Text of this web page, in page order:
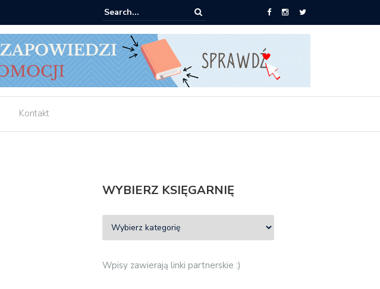
Gdzie kupić: Mieczysław Gorzka – Copycat
Kontakt
WYBIERZ KSIĘGARNIĘ
Wpisy zawierają linki partnerskie :)